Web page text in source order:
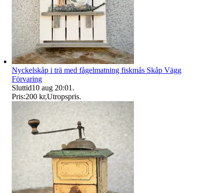
Nyckelskåp i trä med fågelmatning fiskmås Skåp Vägg
Förvaring
Sluttid10 aug 20:01 .
Pris:200 kr,Utropspris.